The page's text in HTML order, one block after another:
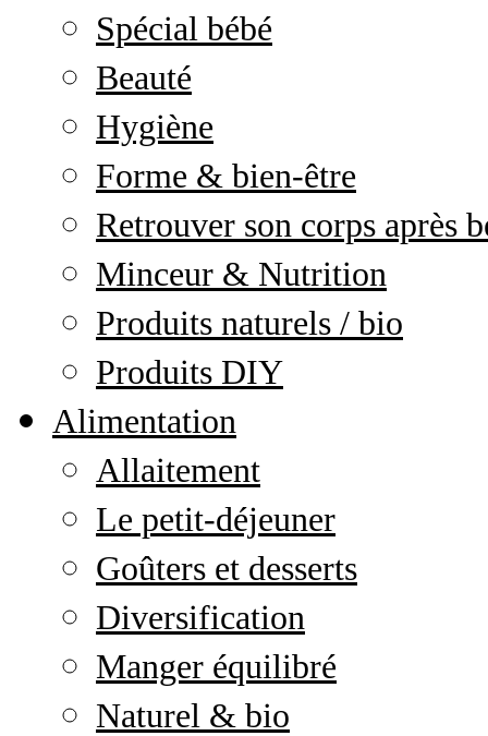
Spécial bébé
Beauté
Hygiène
Forme & bien-être
Retrouver son corps après
Minceur & Nutrition
Produits naturels / bio
Produits DIY
Alimentation
Allaitement
Le petit-déjeuner
Goûters et desserts
Diversification
Manger équilibré
Naturel & bio